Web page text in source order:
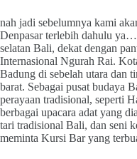
nah jadi sebelumnya kami
Denpasar terlebih dahulu
selatan Bali, dekat dengan
Internasional Ngurah Rai.
Badung di sebelah utara dan
barat. Sebagai pusat budaya
perayaan tradisional, seperti
berbagai upacara adat yang
tari tradisional Bali, dan seni
meminta Kursi Bar yang